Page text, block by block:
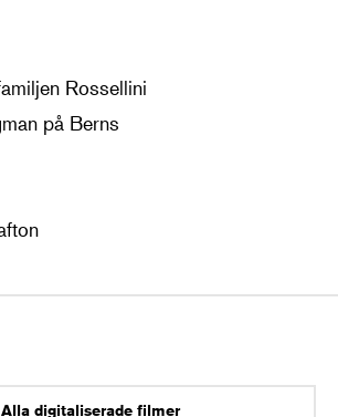
Rossellini
på Berns
Alla digitaliserade filmer